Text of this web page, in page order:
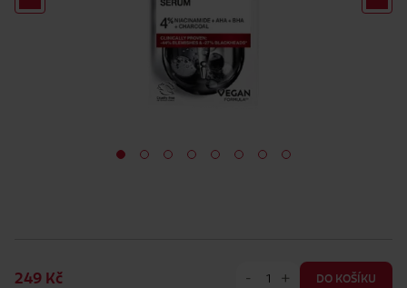
249 Kč - + DO KOŠÍKU